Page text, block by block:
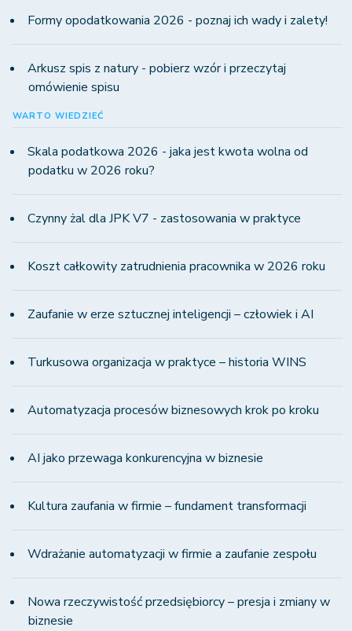
Formy opodatkowania 2026 - poznaj ich wady i zalety!
Arkusz spis z natury - pobierz wzór i przeczytaj
omówienie spisu
WARTO WIEDZIEĆ
Skala podatkowa 2026 - jaka jest kwota wolna od
podatku w 2026 roku?
Czynny żal dla JPK V7 - zastosowania w praktyce
Koszt całkowity zatrudnienia pracownika w 2026 roku
Zaufanie w erze sztucznej inteligencji – człowiek i AI
Turkusowa organizacja w praktyce – historia WINS
Automatyzacja procesów biznesowych krok po kroku
AI jako przewaga konkurencyjna w biznesie
Kultura zaufania w firmie – fundament transformacji
Wdrażanie automatyzacji w firmie a zaufanie zespołu
Nowa rzeczywistość przedsiębiorcy – presja i zmiany w
biznesie